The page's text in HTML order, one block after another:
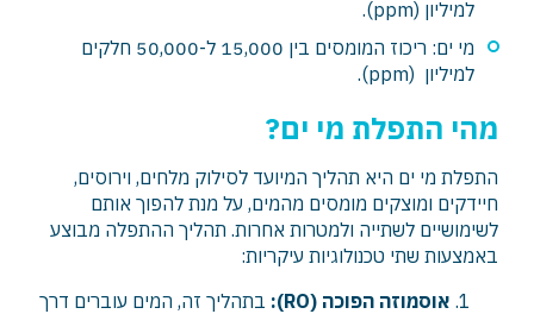
למיליון (ppm).
מי ים: ריכוז המומסים בין 15,000 ל-50,000 חלקים
למיליון (ppm).
מהי התפלת מי ים?
התפלת מי ים היא תהליך המיועד לסילוק מלחים, וירוסים,
חיידקים ומוצקים מומסים מהמים, על מנת להפוך אותם
לשימושיים לשתייה ולמטרות אחרות. תהליך ההתפלה מבוצע
באמצעות שתי טכנולוגיות עיקריות:
אוסמוזה הפוכה (RO):
בתהליך זה, המים עוברים דרך